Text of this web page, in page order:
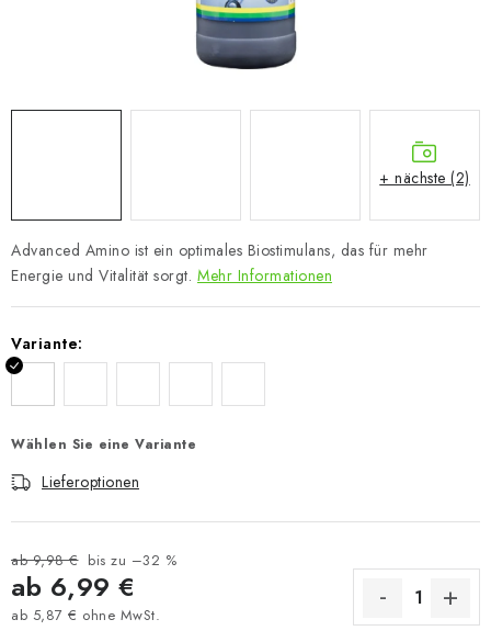
Advanced Amino ist ein optimales Biostimulans, das für mehr
Energie und Vitalität sorgt. Mehr Informationen
Variante:
Wählen Sie eine Variante
Lieferoptionen
ab 9,98 € bis zu –32 %
ab 6,99 €
ab 5,87 € ohne MwSt.
+ nächste (2)